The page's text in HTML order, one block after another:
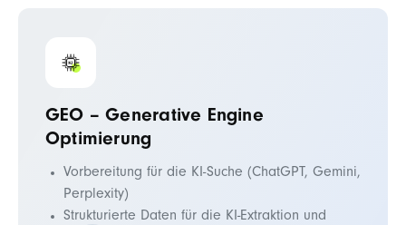
GEO – Generative Engine
Optimierung
Vorbereitung für die KI-Suche (ChatGPT, Gemini,
Perplexity)
Strukturierte Daten für die KI-Extraktion und